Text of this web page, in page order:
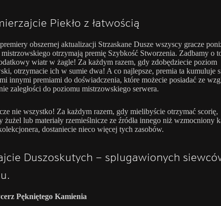
Piekło z łatwością
obszernej aktualizacji Strzaskane Dusze wszyscy gracze
otrzymają premię Szybkość Stworzenia. Zadbamy o
wiatr w żagle! Za każdym razem, gdy zdobędziecie poziom
otrzymacie ich w sumie dwa! A co najlepsze, premia ta kumuluje
innymi premiami do doświadczenia, które możecie posiadać ze
zaległości do poziomu mistrzowskiego serwera.
nie wszystko! Za każdym razem, gdy mielibyście otrzymać scorię,
żużel lub materiały rzemieślnicze ze źródła innego niż wzmocniony
dostaniecie nieco więcej tych zasobów.
Duszoskutych – splugawionych
Pękniętego Kamienia